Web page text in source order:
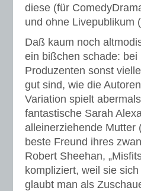
diese (für
und ohne Livepublikum
Daß kaum noch
ein bißchen schade: bei
Produzenten sonst
gut sind, wie die
Variation spielt
fantastische Sarah
alleinerziehende Mutter
beste Freund ihres
Robert Sheehan,
kompliziert, weil sie
glaubt man als